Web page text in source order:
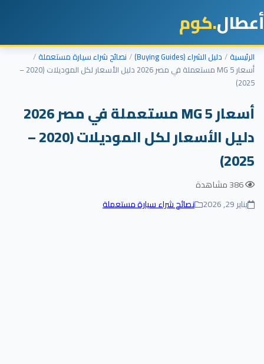
أعطال.كوم
الرئيسية دليل الشراء (Buying Guides)
نصائح شراء سيارة مستعملة
أسعار MG 5 مستعملة في مصر 2026 دليل الأسعار لكل الموديلات (2020 –
2025)
أسعار MG 5 مستعملة في مصر 2026
دليل الأسعار لكل الموديلات (2020 –
2025)
يناير 29, 2026 نصائح شراء سيارة مستعملة